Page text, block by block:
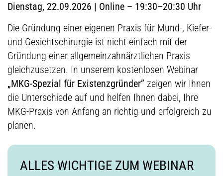
Dienstag, 22.09.2026 | Online – 19:30–20:30 Uhr
Die Gründung einer eigenen Praxis für Mund-, Kiefer-
und Gesichtschirurgie ist nicht einfach mit der
Gründung einer allgemeinzahnärztlichen Praxis
gleichzusetzen. In unserem kostenlosen Webinar
„MKG-Spezial für Existenzgründer” zeigen wir Ihnen
die Unterschiede auf und helfen Ihnen dabei, Ihre
MKG-Praxis von Anfang an richtig und erfolgreich zu
planen.
ALLES WICHTIGE ZUM WEBINAR